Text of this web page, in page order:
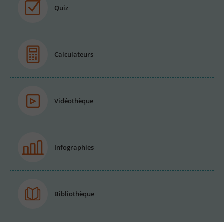
Quiz
Calculateurs
Vidéothèque
Infographies
Bibliothèque